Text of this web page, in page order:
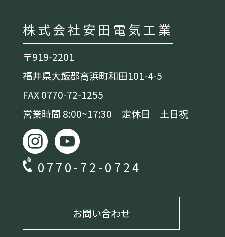
株式会社安田電気工業
〒919-2201
福井県大飯郡高浜町和田101-4-5
FAX 0770-72-1255
営業時間 8:00~17:30 定休日 土日祝
0770-72-0724
お問い合わせ